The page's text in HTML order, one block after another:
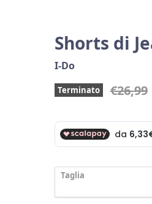
Shorts di
I-Do
Terminato €26,99
Taglia